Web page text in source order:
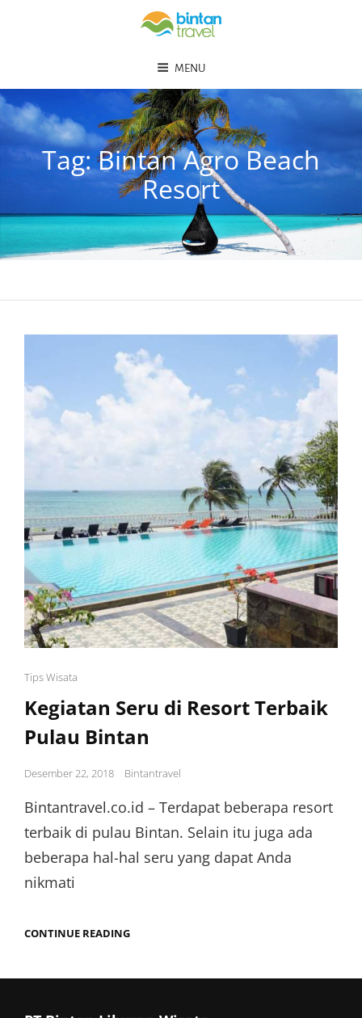
MENU
Tag:Bintan Agro Beach
Resort
Cat
Tips Wisata
Kegiatan Seru di Resort Terbaik
Pulau Bintan
Posted
Desember 22, 2018 Bintantravel
Bintantravel.co.id – Terdapat beberapa resort
terbaik di pulau Bintan. Selain itu juga ada
beberapa hal-hal seru yang dapat Anda
nikmati
CONTINUE READINGKEGIATAN
BINTAN